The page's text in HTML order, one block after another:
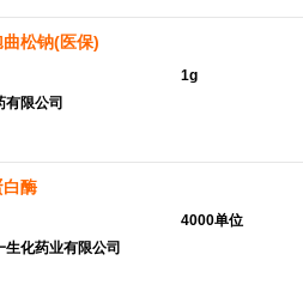
松钠(医保)
有限公司
1g
白酶
生化药业有限公司
4000单位